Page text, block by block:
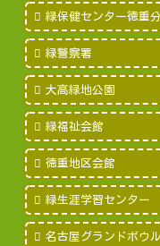
緑保健センター徳重
緑警察署
大高緑地公園
緑福祉会館
徳重地区会館
緑生涯学習センター
名古屋グランドボウル